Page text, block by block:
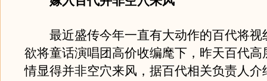
最近盛传今年一直有大动作的百代将视
欲将童话演唱团高价收编麾下，昨天百代高
情显得并非空穴来风，据百代相关负责人介